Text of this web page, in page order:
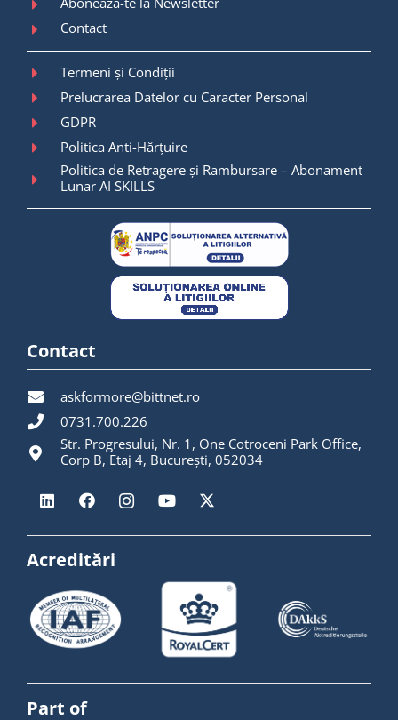
Contact
Termeni și Condiții
Prelucrarea Datelor cu Caracter Personal
GDPR
Politica Anti-Hărțuire
Politica de Retragere și Rambursare – Abonament
Lunar AI SKILLS
Contact
askformore@bittnet.ro
0731.700.226
Str. Progresului, Nr. 1, One Cotroceni Park Office,
Corp B, Etaj 4, București, 052034
Acreditări
Part of